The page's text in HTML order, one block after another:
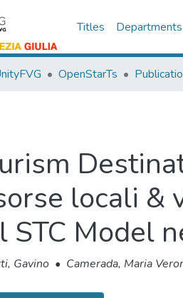
Titles Departments
OpenStarTs
locali &
STC Model
Gavino • Camerada, Maria